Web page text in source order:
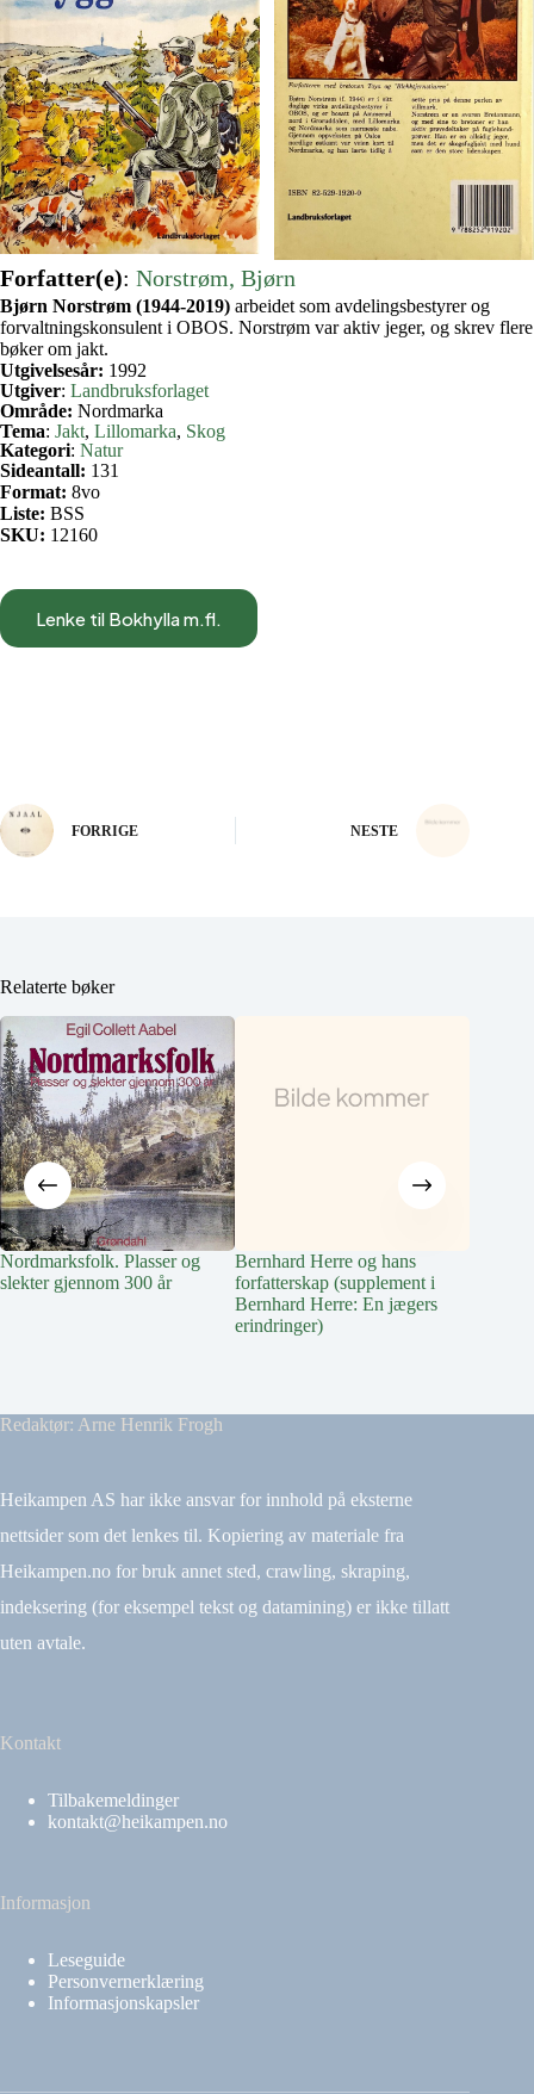
Forfatter(e): Norstrøm, Bjørn
Bjørn Norstrøm (1944-2019) arbeidet som avdelingsbestyrer og
forvaltningskonsulent i OBOS. Norstrøm var aktiv jeger, og skrev flere
bøker om jakt.
Utgivelsesår: 1992
Utgiver: Landbruksforlaget
Område: Nordmarka
Tema: Jakt, Lillomarka, Skog
Kategori: Natur
Sideantall: 131
Format: 8vo
Liste: BSS
SKU: 12160
Lenke til Bokhylla m.fl.
FORRIGE NESTE
Relaterte bøker
Nordmarksfolk. Plasser og
slekter gjennom 300 år
Bernhard Herre og hans
forfatterskap (supplement i
Bernhard Herre: En jægers
erindringer)
Redaktør: Arne Henrik Frogh
Heikampen AS har ikke ansvar for innhold på eksterne
nettsider som det lenkes til. Kopiering av materiale fra
Heikampen.no for bruk annet sted, crawling, skraping,
indeksering (for eksempel tekst og datamining) er ikke tillatt
uten avtale.
Kontakt
Tilbakemeldinger
kontakt@heikampen.no
Informasjon
Leseguide
Personvernerklæring
Informasjonskapsler